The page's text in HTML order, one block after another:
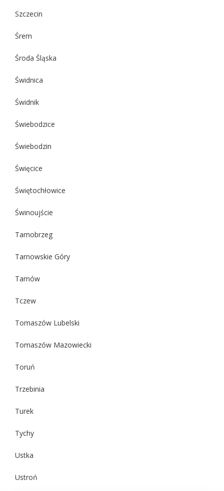
Szczecin
Śrem
Środa Śląska
Świdnica
Świdnik
Świebodzice
Świebodzin
Święcice
Świętochłowice
Świnoujście
Tarnobrzeg
Tarnowskie Góry
Tarnów
Tczew
Tomaszów Lubelski
Tomaszów Mazowiecki
Toruń
Trzebinia
Turek
Tychy
Ustka
Ustroń